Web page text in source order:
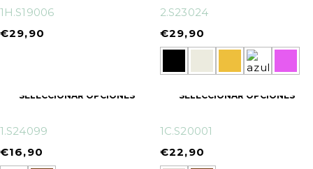
1H.S19006
€29,90
2.S23024
€29,90
SELECCIONAR OPCIONES
1.S24099
€16,90
SELECCIONAR OPCIONES
1C.S20001
€22,90